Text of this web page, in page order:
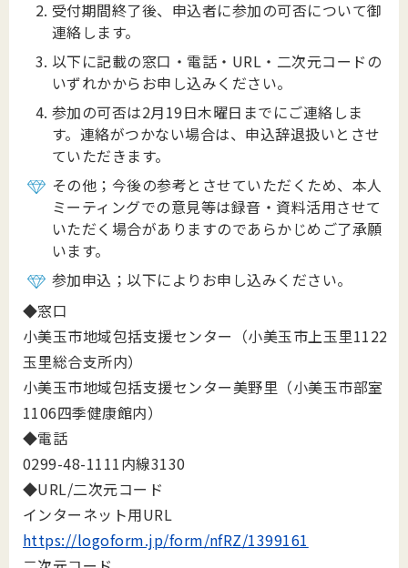
受付期間終了後、申込者に参加の可否について御
連絡します。
以下に記載の窓口・電話・URL・二次元コードの
いずれかからお申し込みください。
参加の可否は2月19日木曜日までにご連絡しま
す。連絡がつかない場合は、申込辞退扱いとさせ
ていただきます。
その他；今後の参考とさせていただくため、本人
ミーティングでの意見等は録音・資料活用させて
いただく場合がありますのであらかじめご了承願
います。
参加申込；以下によりお申し込みください。
◆窓口
小美玉市地域包括支援センター（小美玉市上玉里1122
玉里総合支所内）
小美玉市地域包括支援センター美野里（小美玉市部室
1106四季健康館内）
◆電話
0299-48-1111内線3130
◆URL/二次元コード
インターネット用URL
https://logoform.jp/form/nfRZ/1399161